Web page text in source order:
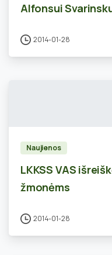
Alfonsui
2014-01-28
Naujienos
LKKSS VAS
žmonėms
2014-01-28